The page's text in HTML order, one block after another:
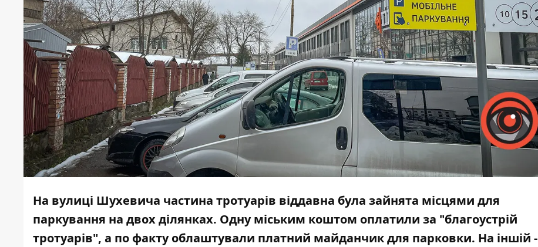
На вулиці Шухевича частина тротуарів віддавна була зайнята місцями для
паркування на двох ділянках. Одну міським коштом оплатили за "благоустрій
тротуарів", а по факту облаштували платний майданчик для парковки. На іншій -